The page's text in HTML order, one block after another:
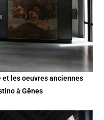
et les oeuvres anciennes
à Gênes